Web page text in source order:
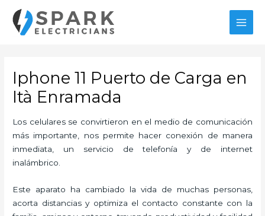
contenido
Iphone 11 Puerto de Carga en
Ità Enramada
Los celulares se convirtieron en el medio de comunicación
más importante, nos permite hacer conexión de manera
inmediata, un servicio de telefonía y de internet
inalámbrico.
Este aparato ha cambiado la vida de muchas personas,
acorta distancias y optimiza el contacto constante con la